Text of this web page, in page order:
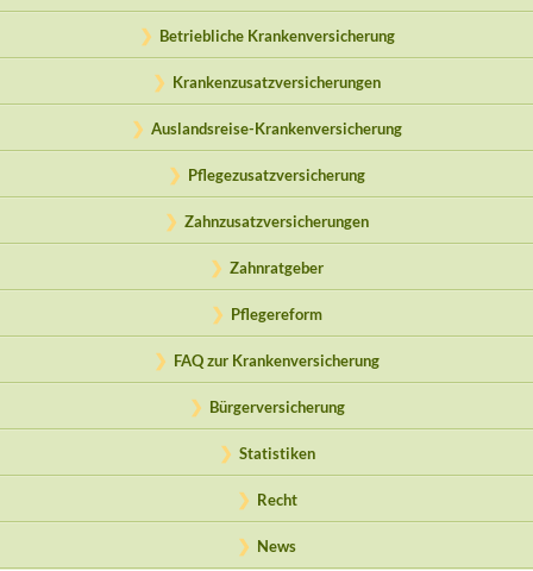
Betriebliche Krankenversicherung
Krankenzusatzversicherungen
Auslandsreise-Krankenversicherung
Pflegezusatzversicherung
Zahnzusatzversicherungen
Zahnratgeber
Pflegereform
FAQ zur Krankenversicherung
Bürgerversicherung
Statistiken
Recht
News